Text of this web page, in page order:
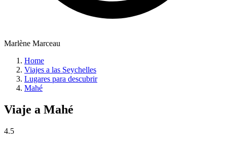
Marlène Marceau
Home
Viajes a las Seychelles
Lugares para descubrir
Mahé
Viaje a Mahé
4.5